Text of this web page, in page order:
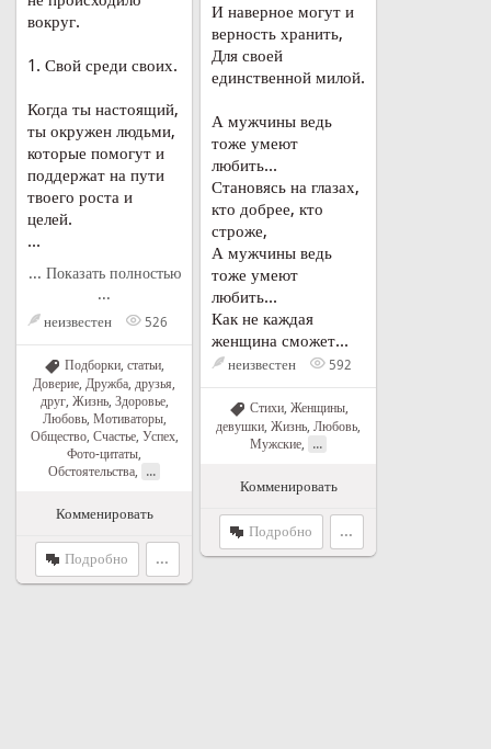
вокруг.
1. Свой среди своих.
Когда ты настоящий,
ты окружен людьми,
которые помогут и
поддержат на пути
твоего роста и
целей.
...
... Показать полностью
...
неизвестен 526
Подборки, статьи,
Доверие Дружба, друзья,
друг, Жизнь, Здоровье,
Любовь, Мотиваторы,
Общество, Счастье, Успех,
Фото-цитаты
Обстоятельства
...
Комменировать
Подробно ...
И наверное могут и
верность хранить,
Для своей
единственной милой.
А мужчины ведь
тоже умеют
любить...
Становясь на глазах,
кто добрее, кто
строже,
А мужчины ведь
тоже умеют
любить...
Как не каждая
женщина сможет...
неизвестен 592
Стихи, Женщины,
девушки Жизнь Любовь
Мужские
...
Комменировать
Подробно ...